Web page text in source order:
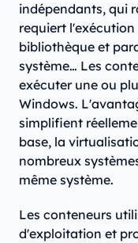
indépendants, qui
requiert l'exécution
bibliothèque et
système… Les
exécuter une ou
Windows.
simplifient
base, la
nombreux
même système.
Les conteneurs
d'exploitation et